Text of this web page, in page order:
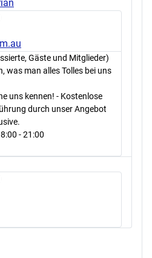
Gäste und Mitglieder)
was man alles Tolles bei uns
uns kennen! - Kostenlose
durch unser Angebot
- 21:00